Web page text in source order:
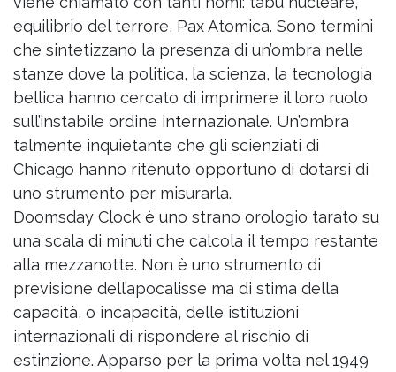
equilibrio del terrore, Pax Atomica. Sono termini
che sintetizzano la presenza di un’ombra nelle
stanze dove la politica, la scienza, la tecnologia
bellica hanno cercato di imprimere il loro ruolo
sull’instabile ordine internazionale. Un’ombra
talmente inquietante che gli scienziati di
Chicago hanno ritenuto opportuno di dotarsi di
uno strumento per misurarla.
Doomsday Clock è uno strano orologio tarato su
una scala di minuti che calcola il tempo restante
alla mezzanotte. Non è uno strumento di
previsione dell’apocalisse ma di stima della
capacità, o incapacità, delle istituzioni
internazionali di rispondere al rischio di
estinzione. Apparso per la prima volta nel 1949